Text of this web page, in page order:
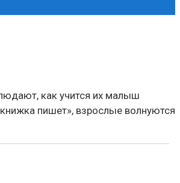
как учится их малыш
пишет», взрослые волнуются